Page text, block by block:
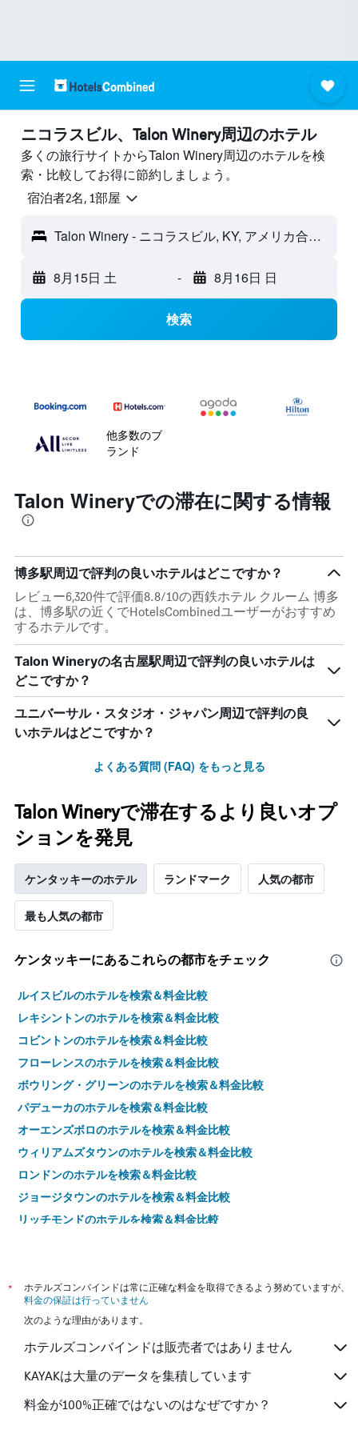
ニコラスビル​、Talon Winery周辺のホテル
多くの旅行サイトからTalon Winery周辺のホテルを検
索・比較してお得に節約しましょう。
宿泊者2名, 1​部屋
Talon Winery - ニコラスビル, KY, アメリカ合衆国
8月15日 土 - 8月16日 日
検索
他多数のブ
ランド
Talon Wineryでの滞在に関する情報
博多駅周辺で評判の良いホテルはどこですか？
レビュー6,320件で評価8.8/10の西鉄ホテル クルーム 博多
は、博多駅の近くでHotelsCombinedユーザーがおすすめ
するホテルです。
Talon Wineryの名古屋駅周辺で評判の良いホテルは
どこですか？
ユニバーサル・スタジオ・ジャパン周辺で評判の良
いホテルはどこですか？
よくある質問 (FAQ) をもっと見る
Talon Wineryで滞在するより良いオプ
ションを発見
ケンタッキーのホテル ランドマーク 人気の都市
最も人気の都市
ケンタッキー​にあるこれらの都市をチェック
ルイスビルのホテルを検索＆料金比較
レキシントンのホテルを検索＆料金比較
コビントンのホテルを検索＆料金比較
フローレンスのホテルを検索＆料金比較
ボウリング・グリーンのホテルを検索＆料金比較
パデューカのホテルを検索＆料金比較
オーエンズボロのホテルを検索＆料金比較
ウィリアムズタウンのホテルを検索＆料金比較
ロンドンのホテルを検索＆料金比較
ジョージタウンのホテルを検索＆料金比較
リッチモンドのホテルを検索＆料金比較
バーズタウンのホテルを検索＆料金比較
フランクフォートのホテルを検索＆料金比較
アシュランドのホテルを検索＆料金比較
オーク グローブのホテルを検索＆料金比較
ニューポートのホテルを検索＆料金比較
ケーブ シティのホテルを検索＆料金比較
*
ホテルズコンバインドは常に正確な料金を取得できるよう努めていますが、
料金の保証は行っていません
次のような理由があります。
ホテルズコンバインドは販売者ではありません
KAYAKは大量のデータを集積しています
料金が100%正確ではないのはなぜですか？